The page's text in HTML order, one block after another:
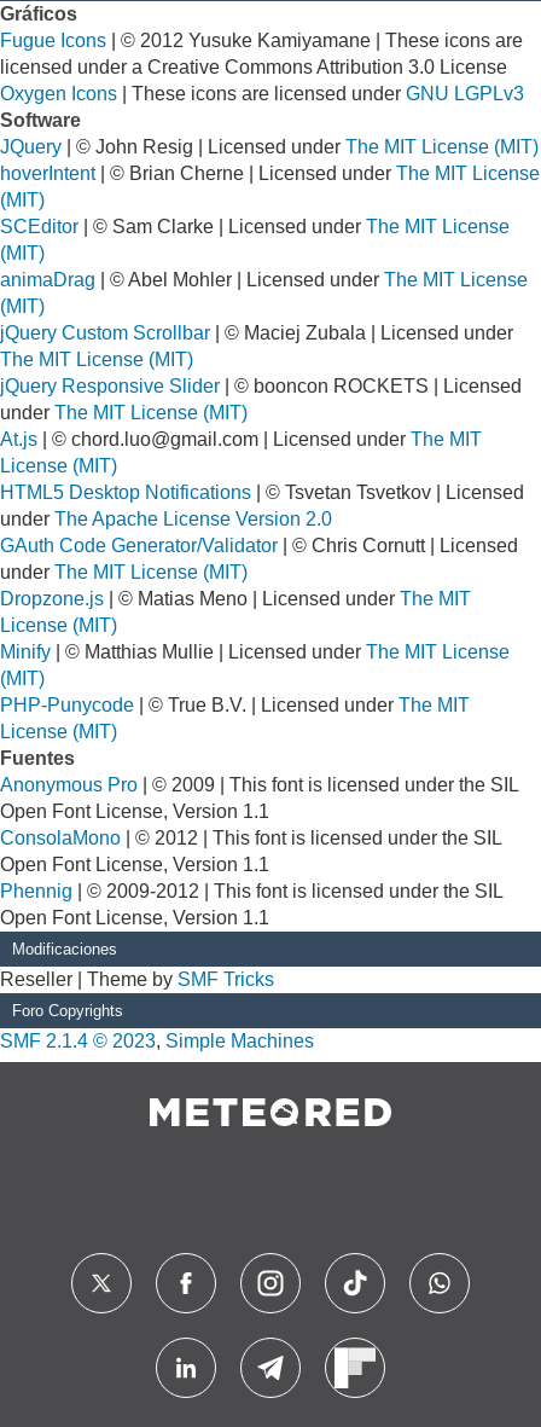
Gráficos
Fugue Icons | © 2012 Yusuke Kamiyamane | These icons are
licensed under a Creative Commons Attribution 3.0 License
Oxygen Icons | These icons are licensed under GNU LGPLv3
Software
JQuery | © John Resig | Licensed under The MIT License (MIT)
hoverIntent| © Brian Cherne | Licensed under The MIT License
(MIT)
SCEditor | © Sam Clarke | Licensed under The MIT License
(MIT)
animaDrag | © Abel Mohler | Licensed under The MIT License
(MIT)
jQuery Custom Scrollbar | © Maciej Zubala | Licensed under
The MIT License (MIT)
jQuery Responsive Slider | © booncon ROCKETS | Licensed
under The MIT License (MIT)
At.js | © chord.luo@gmail.com | Licensed under The MIT
License (MIT)
HTML5 Desktop Notifications | © Tsvetan Tsvetkov | Licensed
under The Apache License Version 2.0
GAuth Code Generator/Validator | © Chris Cornutt | Licensed
under The MIT License (MIT)
Dropzone.js | © Matias Meno | Licensed under The MIT
License (MIT)
Minify | © Matthias Mullie | Licensed under The MIT License
(MIT)
PHP-Punycode | © True B.V. | Licensed under The MIT
License (MIT)
Fuentes
Anonymous Pro | © 2009 | This font is licensed under the SIL
Open Font License, Version 1.1
ConsolaMono | © 2012 | This font is licensed under the SIL
Open Font License, Version 1.1
Phennig | © 2009-2012 | This font is licensed under the SIL
Open Font License, Version 1.1
Modificaciones
Reseller | Theme by SMF Tricks
Foro Copyrights
SMF 2.1.4 © 2023, Simple Machines